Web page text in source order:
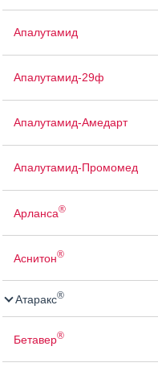
Апалутамид
Апалутамид-29ф
Апалутамид-Амедарт
Апалутамид-Промомед
Арланса®
Аснитон®
Атаракс®
Бетавер®